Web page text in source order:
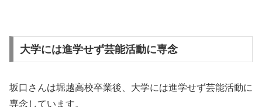
大学には進学せず芸能活動に専念
坂口さんは堀越高校卒業後、大学には進学せず芸能活動に
専念しています。